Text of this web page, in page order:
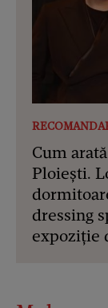
Cum
Ploiești.
dressing
expoziție